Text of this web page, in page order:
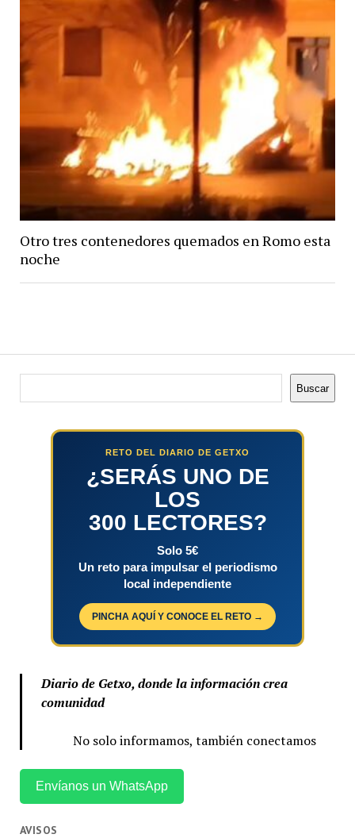
Otro tres contenedores quemados en Romo esta
noche
Buscar
RETO DEL DIARIO DE GETXO
¿SERÁS UNO DE
LOS
300 LECTORES?
Solo 5€
Un reto para impulsar el periodismo
local independiente
PINCHA AQUÍ Y CONOCE EL RETO →
Diario de Getxo, donde la información crea
comunidad
No solo informamos, también conectamos
Envíanos un WhatsApp
AVISOS